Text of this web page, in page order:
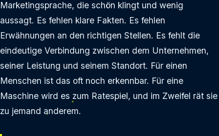
Marketingsprache, die schön klingt und wenig
aussagt. Es fehlen klare Fakten. Es fehlen
Erwähnungen an den richtigen Stellen. Es fehlt die
eindeutige Verbindung zwischen dem Unternehmen,
seiner Leistung und seinem Standort. Für einen
Menschen ist das oft noch erkennbar. Für eine
Maschine wird es zum Ratespiel, und im Zweifel rät sie
zu jemand anderem.